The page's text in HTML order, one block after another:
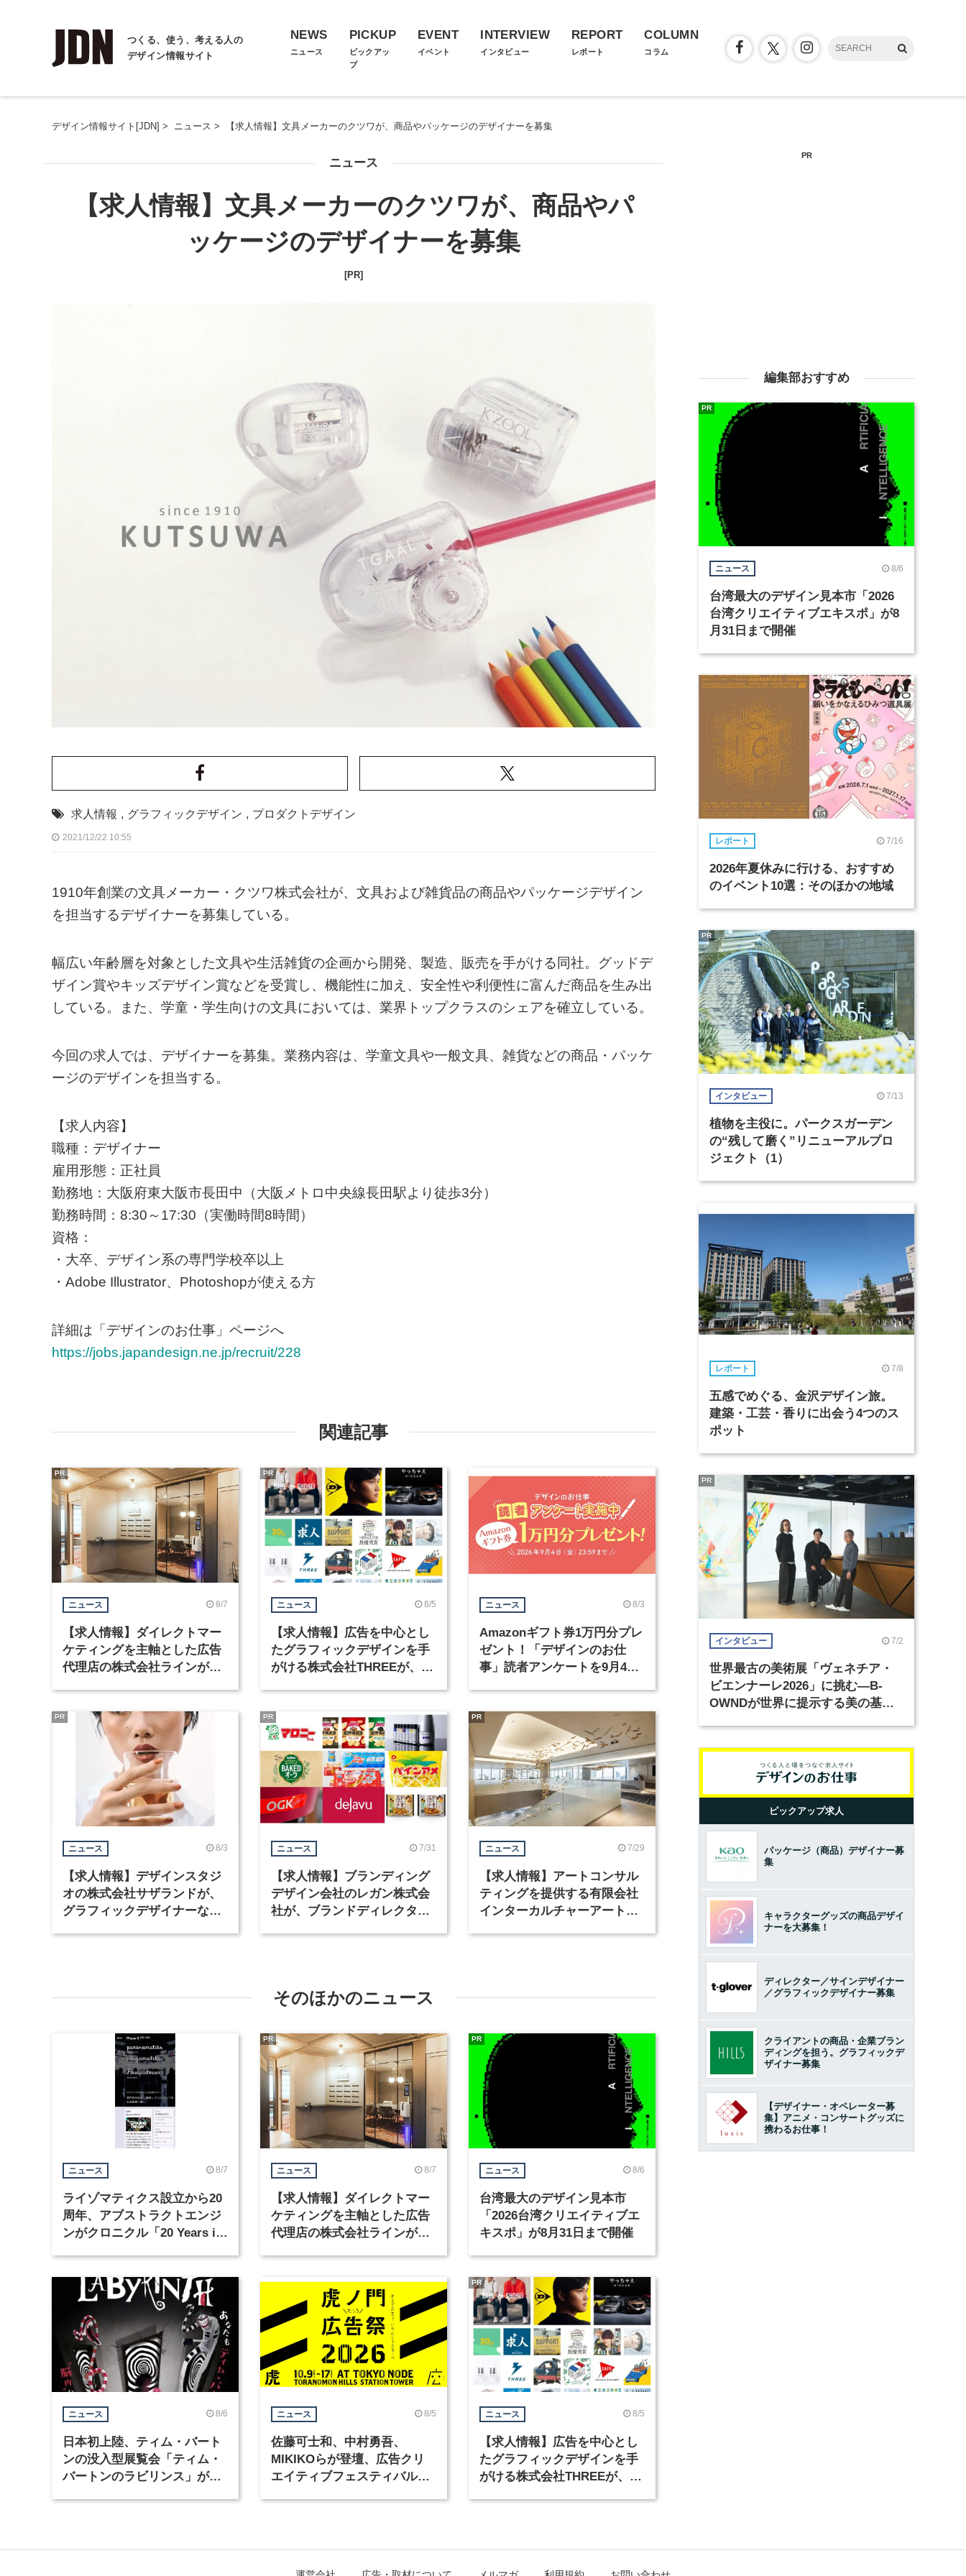
つくる、使う、考える人の
デザイン情報サイト
NEWS
ニュース
PICKUP
ピックアッ
プ
EVENT
イベント
INTERVIEW
インタビュー
REPORT
レポート
COLUMN
コラム
デザイン情報サイト[JDN] > ニュース > 【求人情報】文具メーカーのクツワが、商品やパッケージのデザイナーを募集
ニュース
【求人情報】文具メーカーのクツワが、商品やパ
ッケージのデザイナーを募集
[PR]
求人情報 , グラフィックデザイン , プロダクトデザイン
2021/12/22 10:55
1910年創業の文具メーカー・クツワ株式会社が、文具および雑貨品の商品やパッケージデザイン
を担当するデザイナーを募集している。
幅広い年齢層を対象とした文具や生活雑貨の企画から開発、製造、販売を手がける同社。グッドデ
ザイン賞やキッズデザイン賞などを受賞し、機能性に加え、安全性や利便性に富んだ商品を生み出
している。また、学童・学生向けの文具においては、業界トップクラスのシェアを確立している。
今回の求人では、デザイナーを募集。業務内容は、学童文具や一般文具、雑貨などの商品・パッケ
ージのデザインを担当する。
【求人内容】
職種：デザイナー
雇用形態：正社員
勤務地：大阪府東大阪市長田中（大阪メトロ中央線長田駅より徒歩3分）
勤務時間：8:30～17:30（実働時間8時間）
資格：
・大卒、デザイン系の専門学校卒以上
・Adobe Illustrator、Photoshopが使える方
詳細は「デザインのお仕事」ページへ
https://jobs.japandesign.ne.jp/recruit/228
関連記事
ニュース 8/7
【求人情報】ダイレクトマー
ケティングを主軸とした広告
代理店の株式会社ラインが、
PR
ニュース 8/5
【求人情報】広告を中心とし
たグラフィックデザインを手
がける株式会社THREEが、グ
PR
ニュース 8/3
Amazonギフト券1万円分プレ
ゼント！「デザインのお仕
事」読者アンケートを9月4日
ニュース 8/3
【求人情報】デザインスタジ
オの株式会社サザランドが、
グラフィックデザイナーなど2
PR
ニュース 7/31
【求人情報】ブランディング
デザイン会社のレガン株式会
社が、ブランドディレクター
PR
ニュース 7/29
【求人情報】アートコンサル
ティングを提供する有限会社
インターカルチャーアート
PR
そのほかのニュース
ニュース 8/7
ライゾマティクス設立から20
周年、アブストラクトエンジ
ンがクロニクル「20 Years in
ニュース 8/7
【求人情報】ダイレクトマー
ケティングを主軸とした広告
代理店の株式会社ラインが、
PR
ニュース 8/6
台湾最大のデザイン見本市
「2026台湾クリエイティブエ
キスポ」が8月31日まで開催
PR
ニュース 8/6
日本初上陸、ティム・バート
ンの没入型展覧会「ティム・
バートンのラビリンス」が東
ニュース 8/5
佐藤可士和、中村勇吾、
MIKIKOらが登壇、広告クリ
エイティブフェスティバル
ニュース 8/5
【求人情報】広告を中心とし
たグラフィックデザインを手
がける株式会社THREEが、グ
PR
PR
編集部おすすめ
ニュース 8/6
台湾最大のデザイン見本市「2026
台湾クリエイティブエキスポ」が8
月31日まで開催
PR
レポート 7/16
2026年夏休みに行ける、おすすめ
のイベント10選：そのほかの地域
インタビュー 7/13
植物を主役に。パークスガーデン
の“残して磨く”リニューアルプロ
ジェクト（1）
PR
レポート 7/8
五感でめぐる、金沢デザイン旅。
建築・工芸・香りに出会う4つのス
ポット
インタビュー 7/2
世界最古の美術展「ヴェネチア・
ビエンナーレ2026」に挑む―B-
OWNDが世界に提示する美の基準
PR
ピックアップ求人
パッケージ（商品）デザイナー募
集
キャラクターグッズの商品デザイ
ナーを大募集！
ディレクター／サインデザイナー
／グラフィックデザイナー募集
クライアントの商品・企業ブラン
ディングを担う。グラフィックデ
ザイナー募集
【デザイナー・オペレーター募
集】アニメ・コンサートグッズに
携わるお仕事！